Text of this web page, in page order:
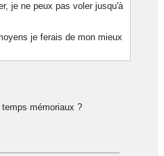
je ne peux pas voler jusqu'à
je ferais de mon mieux
mémoriaux ?